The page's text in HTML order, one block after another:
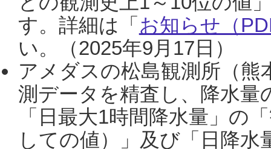
す。詳細は「 お知らせ（
い。（2025年9月17日）
アメダスの松島観測所（熊
測データを精査し、降水
「日最大1時間降水量」の
しての値）」及び「日降